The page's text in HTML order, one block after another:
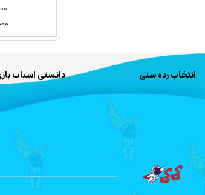
انتخاب رده سنی دانستی اسباب